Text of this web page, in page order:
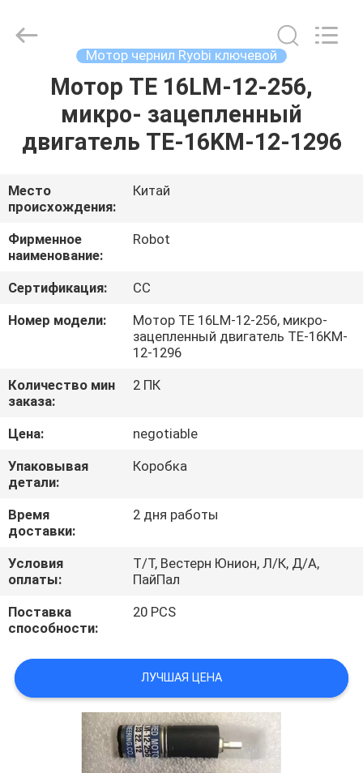
ДОМ
ПРОДУКТЫ
О
НАС
ПУТЕШЕСТВИЕ
ФАБРИКИ
КАЧЕСТВА
СВЯЖИТЕСЬ
МЫ
СПРОСИТЕ
ЦИТАТУ
КАРТА
САЙТА
PRIVACY
POLICY
Automation
Co.ltd.
Мотор чернил Ryobi ключевой
Мотор TE 16LM-12-256,
микро- зацепленный
двигатель TE-16KM-12-1296
Место
происхождения:
Китай
Фирменное
наименование:
Robot
Сертификация:
CC
Номер модели:
Мотор TE 16LM-12-256, микро-
зацепленный двигатель TE-16KM-
12-1296
Количество мин
заказа:
2 ПК
Цена:
negotiable
Упаковывая
детали:
Коробка
Время
доставки:
2 дня работы
Условия
оплаты:
Т/Т, Вестерн Юнион, Л/К, Д/А,
ПайПал
Поставка
способности:
20 PCS
ЛУЧШАЯ ЦЕНА